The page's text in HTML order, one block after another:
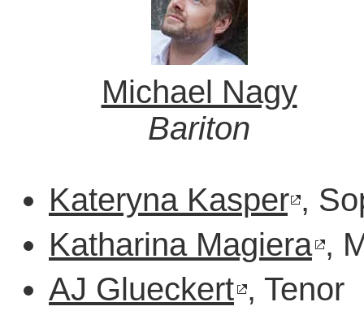
Michael Nagy
Bariton
Kateryna Kasper ,
Katharina Magiera ,
AJ Glueckert , Tenor